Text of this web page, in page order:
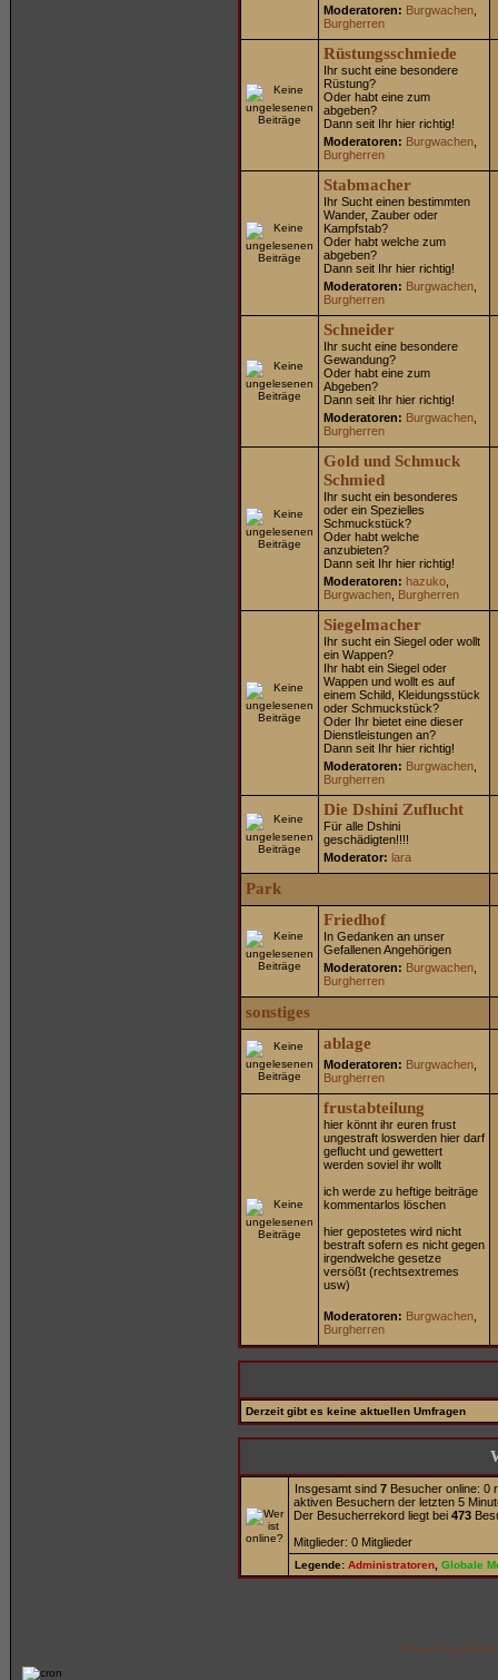
Moderatoren: Burgwachen,
Burgherren
Rüstungsschmiede
Ihr sucht eine besondere
Rüstung?
Oder habt eine zum
abgeben?
Dann seit Ihr hier richtig!
Moderatoren: Burgwachen,
Burgherren
Stabmacher
Ihr Sucht einen bestimmten
Wander, Zauber oder
Kampfstab?
Oder habt welche zum
abgeben?
Dann seit Ihr hier richtig!
Moderatoren: Burgwachen,
Burgherren
Schneider
Ihr sucht eine besondere
Gewandung?
Oder habt eine zum
Abgeben?
Dann seit Ihr hier richtig!
Moderatoren: Burgwachen,
Burgherren
Gold und Schmuck
Schmied
Ihr sucht ein besonderes
oder ein Spezielles
Schmuckstück?
Oder habt welche
anzubieten?
Dann seit Ihr hier richtig!
Moderatoren: hazuko,
Burgwachen, Burgherren
Siegelmacher
Ihr sucht ein Siegel oder wollt
ein Wappen?
Ihr habt ein Siegel oder
Wappen und wollt es auf
einem Schild, Kleidungsstück
oder Schmuckstück?
Oder Ihr bietet eine dieser
Dienstleistungen an?
Dann seit Ihr hier richtig!
Moderatoren: Burgwachen,
Burgherren
Die Dshini Zuflucht
Für alle Dshini
geschädigten!!!!
Moderator: lara
Park
Friedhof
In Gedanken an unser
Gefallenen Angehörigen
Moderatoren: Burgwachen,
Burgherren
sonstiges
ablage
Moderatoren: Burgwachen,
Burgherren
frustabteilung
hier könnt ihr euren frust
ungestraft loswerden hier darf
geflucht und gewettert
werden soviel ihr wollt
ich werde zu heftige beiträge
kommentarlos löschen
hier gepostetes wird nicht
bestraft sofern es nicht gegen
irgendwelche gesetze
versößt (rechtsextremes
usw)
Moderatoren: Burgwachen,
Burgherren
Derzeit gibt es keine aktuellen Umfragen
Insgesamt sind 7Besucher online: 0
aktiven Besuchern der letzten 5
Der Besucherrekord liegt bei 473
Mitglieder: 0 Mitglieder
Legende: Administratoren, Globale
Powered by